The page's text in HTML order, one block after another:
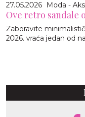
27.05.2026 Moda -
Ove retro sandale
Zaboravite
2026. vraća jedan od